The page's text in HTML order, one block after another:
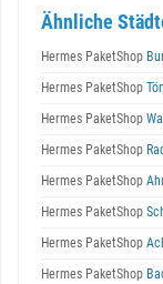
Ähnliche
Hermes PaketShop
Hermes PaketShop
Hermes PaketShop
Hermes PaketShop
Hermes PaketShop
Hermes PaketShop
Hermes PaketShop
Hermes PaketShop